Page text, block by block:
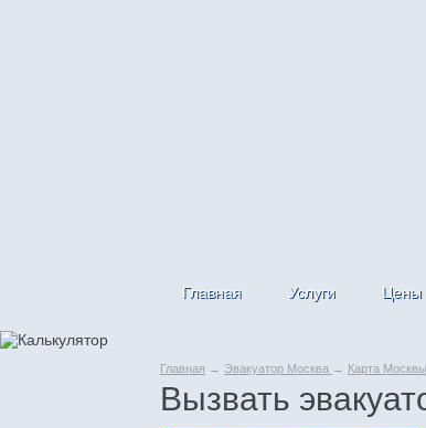
Главная Услуги Цены
Главная → Эвакуатор Москва → Карта Москвы
Вызвать